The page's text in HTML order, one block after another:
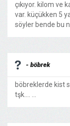
çıkıyor. kilom
var. küçükken 5
söyler bende bu
- böbrek
böbreklerde kist
tşk.... ...